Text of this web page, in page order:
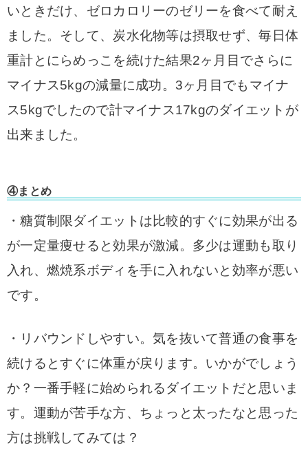
いときだけ、ゼロカロリーのゼリーを食べて耐え
ました。 そして、炭水化物等は摂取せず、毎日体
重計とにらめっこを続けた結果2ヶ月目でさらに
マイナス5kgの減量に成功。3ヶ月目でもマイナ
ス5kgでしたので計マイナス17kgのダイエットが
出来ました。
④まとめ
・糖質制限ダイエットは比較的すぐに効果が出る
が一定量痩せると効果が激減。多少は運動も取り
入れ、燃焼系ボディを手に入れないと効率が悪い
です。
・リバウンドしやすい。気を抜いて普通の食事を
続けるとすぐに体重が戻ります。 いかがでしょう
か？一番手軽に始められるダイエットだと思いま
す。運動が苦手な方、ちょっと太ったなと思った
方は挑戦してみては？